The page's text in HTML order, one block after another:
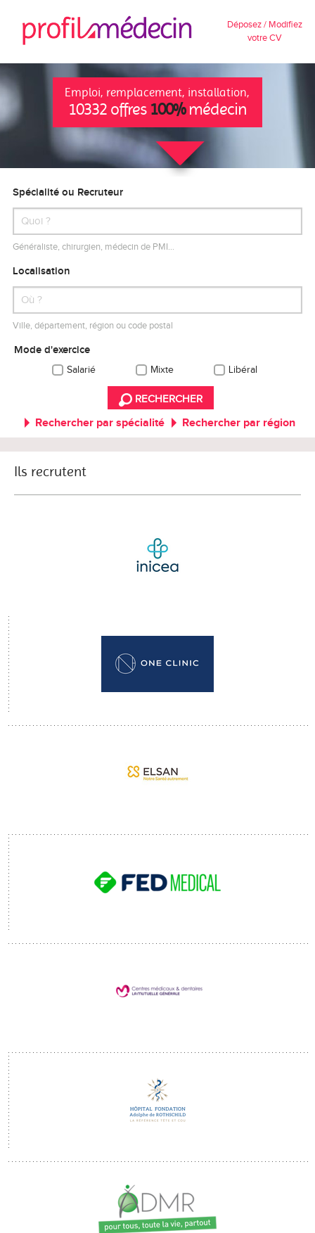
Déposez / Modifiez
votre CV
Emploi, remplacement, installation,
10332 offres 100%médecin
Spécialité ou Recruteur
Généraliste, chirurgien, médecin de PMI…
Localisation
Ville, département, région ou code postal
Mode d'exercice
Salarié Mixte Libéral
RECHERCHER
Rechercher par spécialité Rechercher par région
Ils recrutent